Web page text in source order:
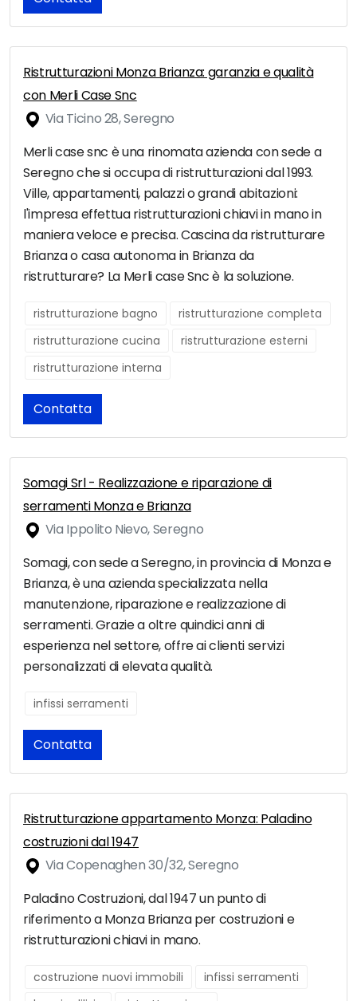
Ristrutturazioni Monza Brianza: garanzia e qualità
con Merli Case Snc
Via Ticino 28, Seregno
Merli case snc è una rinomata azienda con sede a
Seregno che si occupa di ristrutturazioni dal 1993.
Ville, appartamenti, palazzi o grandi abitazioni:
l'impresa effettua ristrutturazioni chiavi in mano in
maniera veloce e precisa. Cascina da ristrutturare
Brianza o casa autonoma in Brianza da
ristrutturare? La Merli case Snc è la soluzione.
ristrutturazione bagno
ristrutturazione completa
ristrutturazione cucina
ristrutturazione esterni
ristrutturazione interna
Contatta
Somagi Srl - Realizzazione e riparazione di
serramenti Monza e Brianza
Via Ippolito Nievo, Seregno
Somagi, con sede a Seregno, in provincia di Monza e
Brianza, è una azienda specializzata nella
manutenzione, riparazione e realizzazione di
serramenti. Grazie a oltre quindici anni di
esperienza nel settore, offre ai clienti servizi
personalizzati di elevata qualità.
infissi serramenti
Contatta
Ristrutturazione appartamento Monza: Paladino
costruzioni dal 1947
Via Copenaghen 30/32, Seregno
Paladino Costruzioni, dal 1947 un punto di
riferimento a Monza Brianza per costruzioni e
ristrutturazioni chiavi in mano.
costruzione nuovi immobili
infissi serramenti